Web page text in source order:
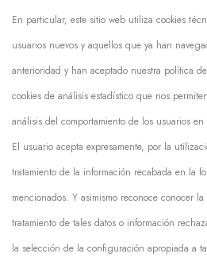
En particular, este sitio web utiliza cookies
usuarios nuevos y aquellos que ya han
anterioridad y han aceptado nuestra política
cookies de análisis estadístico que nos
análisis del comportamiento de los usuarios en
El usuario acepta expresamente, por la
tratamiento de la información recabada en la
mencionados. Y asimismo reconoce conocer
tratamiento de tales datos o información
la selección de la configuración apropiada a